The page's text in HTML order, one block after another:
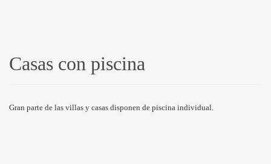
Casas con piscina
Gran parte de las villas y casas disponen de piscina individual.